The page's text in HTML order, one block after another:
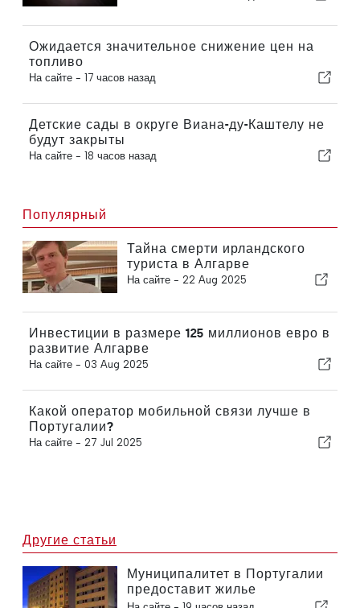
Ожидается значительное снижение цен на
топливо
На сайте - 17 часов назад
Детские сады в округе Виана-ду-Каштелу не
будут закрыты
На сайте - 18 часов назад
Популярный
Тайна смерти ирландского
туриста в Алгарве
На сайте - 22 Aug 2025
Инвестиции в размере 125 миллионов евро в
развитие Алгарве
На сайте - 03 Aug 2025
Какой оператор мобильной связи лучше в
Португалии?
На сайте - 27 Jul 2025
Другие статьи
Муниципалитет в Португалии
предоставит жилье
гражданам